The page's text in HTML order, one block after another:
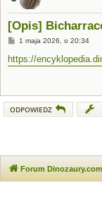
[Opis]
P
s
t
1 maja 2026, o 20:34
https://
ODPOWIEDZ
Forum Dinozaury.com